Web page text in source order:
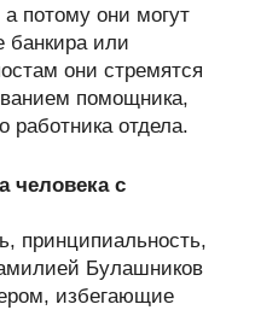
потому они могут
банкира или
они стремятся
помощника,
работника отдела.
человека с
принципиальность,
Булашников
избегающие